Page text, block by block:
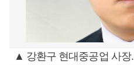
▲ 강환구 현대중공업 사장.